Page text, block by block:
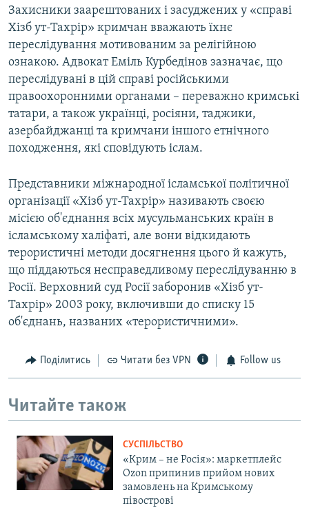
Захисники заарештованих і засуджених у «справі
Хізб ут-Тахрір» кримчан вважають їхнє
переслідування мотивованим за релігійною
ознакою. Адвокат Еміль Курбедінов зазначає, що
переслідувані в цій справі російськими
правоохоронними органами – переважно кримські
татари, а також українці, росіяни, таджики,
азербайджанці та кримчани іншого етнічного
походження, які сповідують іслам.
Представники міжнародної ісламської політичної
організації «Хізб ут-Тахрір» називають своєю
місією об'єднання всіх мусульманських країн в
ісламському халіфаті, але вони відкидають
терористичні методи досягнення цього й кажуть,
що піддаються несправедливому переслідуванню в
Росії. Верховний суд Росії заборонив «Хізб ут-
Тахрір» 2003 року, включивши до списку 15
об'єднань, названих «терористичними».
Поділитись Читати без VPN Follow us
Читайте також
СУСПІЛЬСТВО
«Крим – не Росія»: маркетплейс
Ozon припинив прийом нових
замовлень на Кримському
півострові